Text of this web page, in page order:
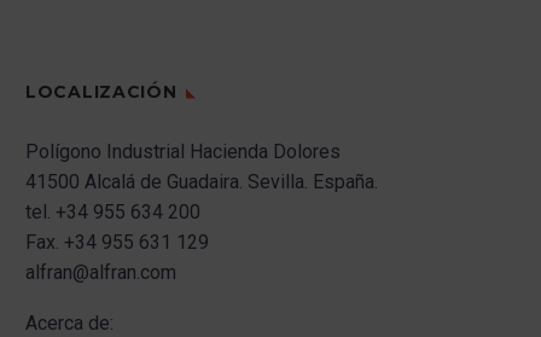
LOCALIZACIÓN
Polígono Industrial Hacienda Dolores
41500 Alcalá de Guadaira. Sevilla. España.
tel. +34 955 634 200
Fax. +34 955 631 129
alfran@alfran.com
Acerca de: